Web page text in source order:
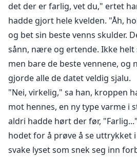
det der er farlig, vet du," ertet
hadde gjort hele kvelden. "Åh,
og bet sin beste venns skulder.
sånn, nære og ertende. Ikke helt
men bare de beste vennene, og
gjorde alle de datet veldig sjalu.
"Nei, virkelig," sa han, kroppen
mot hennes, en ny type varme i
aldri hadde hørt der før,
hodet for å prøve å se uttrykket
svake lyset som snek seg inn